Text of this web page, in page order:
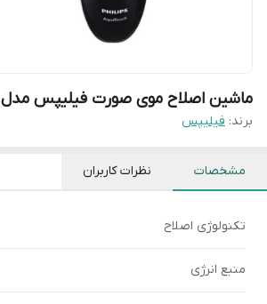
ماشین اصلاح موی صورت فیلیپس مدل AT610
برند: فیلیپس
مشخصات نظرات کاربران
تکنولوژی اصلاح
منبع انرژی